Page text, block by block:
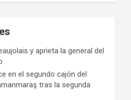
y aprieta la general del
en el segundo cajón del
tras la segunda